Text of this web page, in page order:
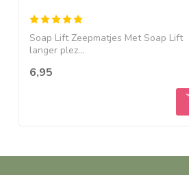
Soap Lift Zeepmatjes Met Soap Lift
langer plez...
6,95